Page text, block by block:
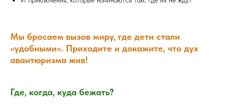
Мы бросаем вызов миру, где дети стали
«удобными». Приходите и докажите, что дух
авантюризма жив!
Где, когда, куда бежать?